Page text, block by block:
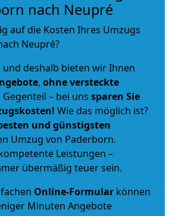
nach Neupré
auf die Kosten Ihres Umzugs
Neupré?
und deshalb bieten wir Ihnen
, ohne versteckte
Gegenteil – bei uns sparen Sie
Wie das möglich ist?
und günstigsten
Umzug von Paderborn.
Leistungen –
übermäßig teuer sein.
Online-Formular können
Minuten Angebote